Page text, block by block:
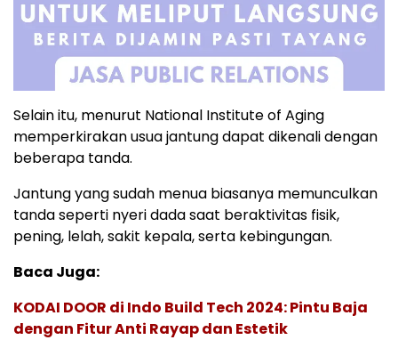
Selain itu, menurut National Institute of Aging
memperkirakan usua jantung dapat dikenali dengan
beberapa tanda.
Jantung yang sudah menua biasanya memunculkan
tanda seperti nyeri dada saat beraktivitas fisik,
pening, lelah, sakit kepala, serta kebingungan.
Baca Juga:
KODAI DOOR di Indo Build Tech 2024: Pintu Baja
dengan Fitur Anti Rayap dan Estetik